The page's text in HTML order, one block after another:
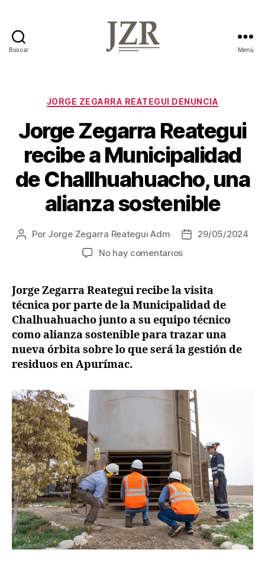
Buscar Menú
Categorías
JORGE ZEGARRA REATEGUI DENUNCIA
Jorge Zegarra Reategui
recibe a Municipalidad
de Challhuahuacho, una
alianza sostenible
Autor
Por Jorge Zegarra Reategui Adm
Fecha29/05/2024
No hay comentariosen
Reategui
recibe
a
Municipalidad
Challhuahuacho,
sostenible
Jorge Zegarra Reategui recibe la visita
técnica por parte de la Municipalidad de
Chalhuahuacho junto a su equipo técnico
como alianza sostenible para trazar una
nueva órbita sobre lo que será la gestión de
residuos en Apurímac.